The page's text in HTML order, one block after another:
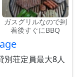
ガスグリルなので到
着後すぐにBBQ
別荘定員最大8人